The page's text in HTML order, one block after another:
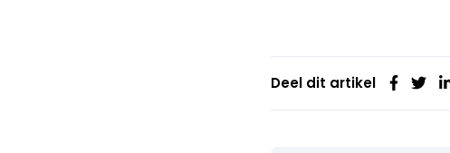
Deel dit artikel